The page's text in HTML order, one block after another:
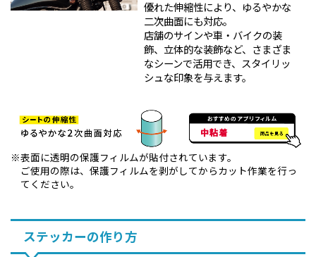
優れた伸縮性により、ゆるやかな
二次曲面にも対応。
店舗のサインや車・バイクの装
飾、立体的な装飾など、さまざま
なシーンで活用でき、スタイリッ
シュな印象を与えます。
表面に透明の保護フィルムが貼付されています。
ご使用の際は、保護フィルムを剥がしてからカット作業を行っ
てください。
ステッカーの作り方